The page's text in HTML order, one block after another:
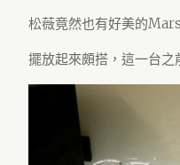
松薇竟然也有好美的
擺放起來頗搭，這一台